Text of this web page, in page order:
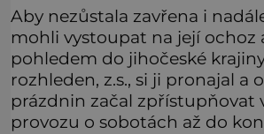
Aby nezůstala zavřena i
mohli vystoupat na její ochoz
pohledem do jihočeské
rozhleden, z.s., si ji pronajal a
prázdnin začal zpřístupňovat
provozu o sobotách až do